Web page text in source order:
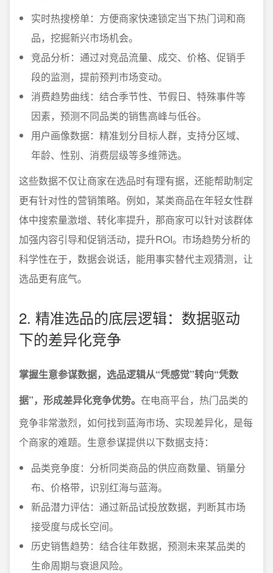
实时热搜榜单：方便商家快速锁定当下热门词和商
品，挖掘新兴市场机会。
竞品分析：通过对竞品流量、成交、价格、促销手
段的监测，提前预判市场变动。
消费趋势曲线：结合季节性、节假日、特殊事件等
因素，预测不同品类的销售高峰与低谷。
用户画像数据：精准划分目标人群，支持分区域、
年龄、性别、消费层级等多维筛选。
这些数据不仅让商家在选品时有理有据，还能帮助制定
更有针对性的营销策略。例如，某类商品在年轻女性群
体中搜索量激增、转化率提升，那商家可以针对该群体
加强内容引导和促销活动，提升ROI。市场趋势分析的
科学性在于，数据会说话，能用事实替代主观猜测，让
选品更有底气。
2. 精准选品的底层逻辑：数据驱动
下的差异化竞争
掌握生意参谋数据，选品逻辑从“凭感觉”转向“凭数
据”，形成差异化竞争优势。 在电商平台，热门品类的
竞争非常激烈，如何找到蓝海市场、实现差异化，是每
个商家的难题。生意参谋提供以下数据支持：
品类竞争度：分析同类商品的供应商数量、销量分
布、价格带，识别红海与蓝海。
新品潜力评估：通过新品试投放数据，判断其市场
接受度与成长空间。
历史销售趋势：结合往年数据，预测未来某品类的
生命周期与衰退风险。